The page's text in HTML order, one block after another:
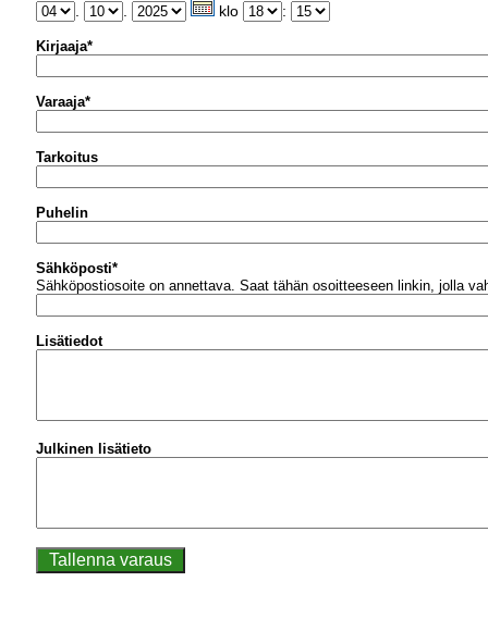
klo :
Kirjaaja*
Varaaja*
Tarkoitus
Puhelin
Sähköposti*
Sähköpostiosoite on annettava. Saat tähän osoitteeseen linkin, jolla
Lisätiedot
Julkinen lisätieto